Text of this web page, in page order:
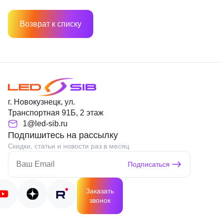
Возврат к списку
г. Новокузнецк, ул.
Транспортная 91Б, 2 этаж
1@led-sib.ru
Подпишитесь на рассылку
Скидки, статьи и новости раз в месяц
Подписаться
Заказать
звонок